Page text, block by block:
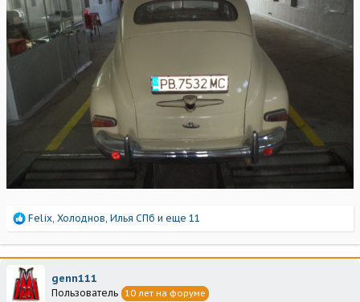
Р
а
к
ц
и
и
Felix, Холоднов, Илья СПб и еще 11
genn111
Пользователь 10 лет на форуме